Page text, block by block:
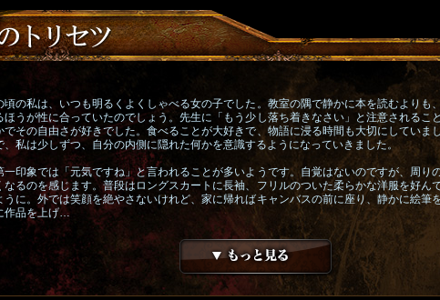
頃の私は、いつも明るくよくしゃべる女の子でした。教室の隅で静かに本を読むよりも
ほうが性に合っていたのでしょう。先生に「もう少し落ち着きなさい」と注意されるこ
でその自由さが好きでした。食べることが大好きで、物語に浸る時間も大切にしていま
、私は少しずつ、自分の内側に隠れた何かを意識するようになっていきました。
一印象では「元気ですね」と言われることが多いようです。自覚はないのですが、周り
なるのを感じます。普段はロングスカートに長袖、フリルのついた柔らかな洋服を好ん
うに。外では笑顔を絶やさないけれど、家に帰ればキャンバスの前に座り、静かに絵筆
作品を上げ…